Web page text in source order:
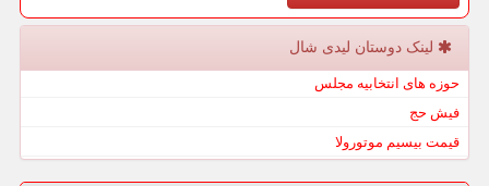
لینک دوستان لیدی شال
حوزه های انتخابیه مجلس
فیش حج
قیمت بیسیم موتورولا